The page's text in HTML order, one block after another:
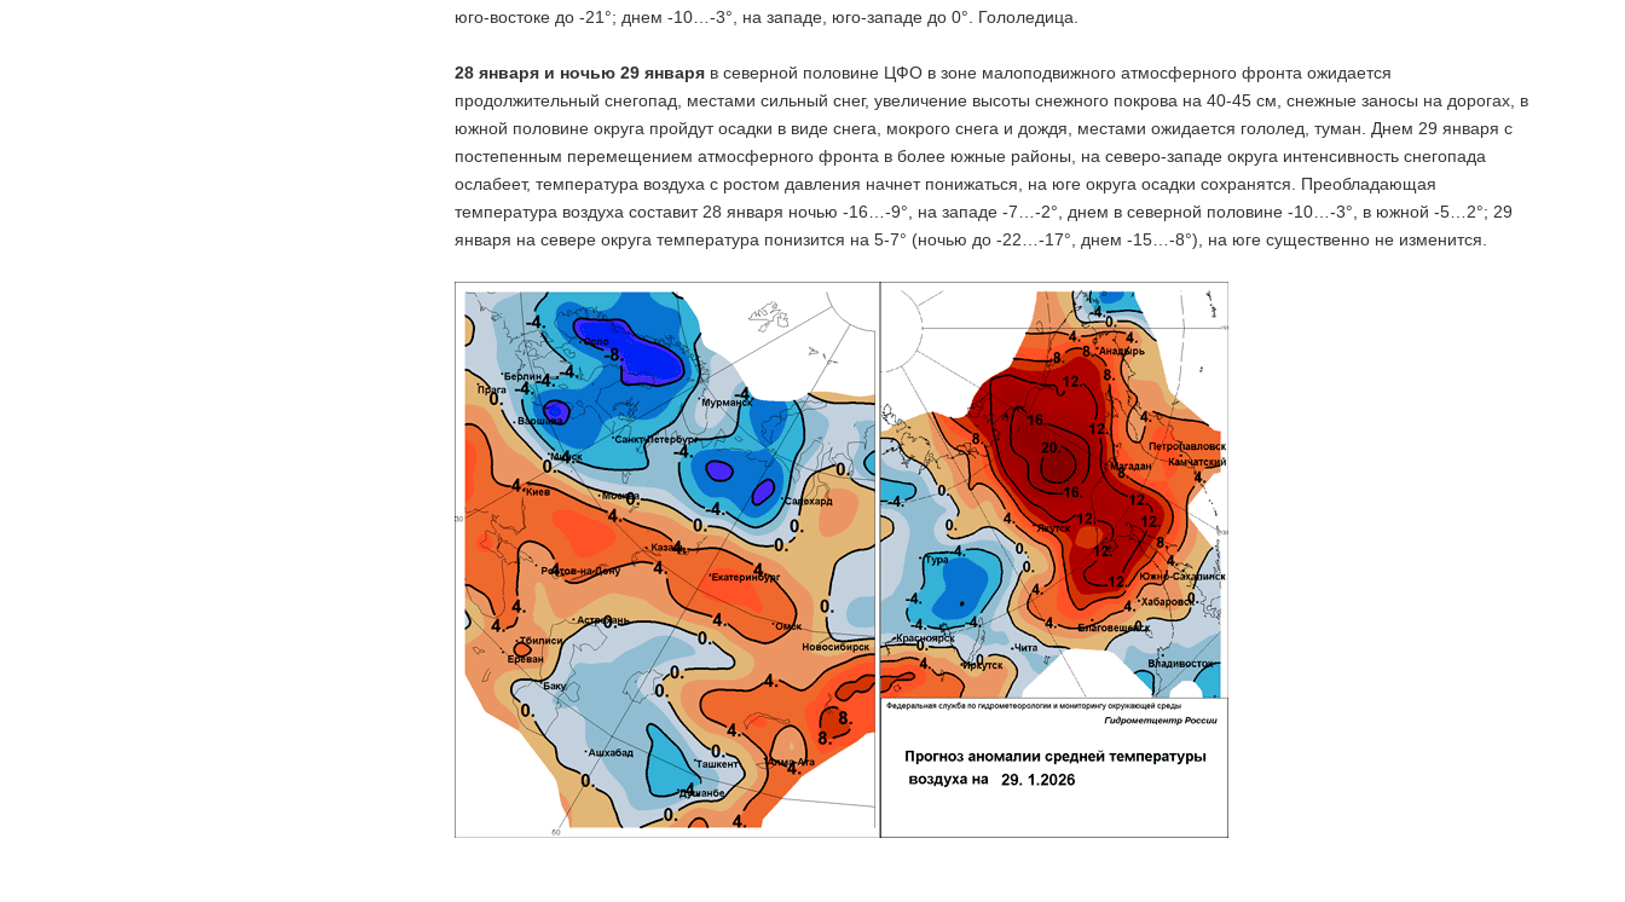
юго-востоке до -21°; днем -10…-3°, на западе, юго-западе до 0°. Гололедица.
28 января и ночью 29 январяв северной половине ЦФО в зоне малоподвижного атмосферного фронта ожидается
продолжительный снегопад, местами сильный снег, увеличение высоты снежного покрова на 40-45 см, снежные заносы на дорогах, в
южной половине округа пройдут осадки в виде снега, мокрого снега и дождя, местами ожидается гололед, туман. Днем 29 января с
постепенным перемещением атмосферного фронта в более южные районы, на северо-западе округа интенсивность снегопада
ослабеет, температура воздуха с ростом давления начнет понижаться, на юге округа осадки сохранятся. Преобладающая
температура воздуха составит 28 января ночью -16…-9°, на западе -7…-2°, днем в северной половине -10…-3°, в южной -5…2°; 29
января на севере округа температура понизится на 5-7° (ночью до -22…-17°, днем -15…-8°), на юге существенно не изменится.